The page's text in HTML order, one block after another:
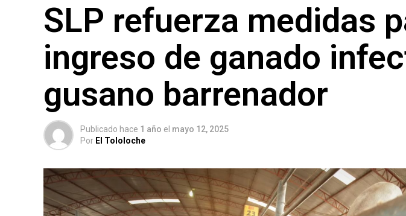
SLP refuerza medidas
ingreso de ganado
gusano barrenador
Publicado hace 1 año el mayo 12, 2025
Por El Tololoche